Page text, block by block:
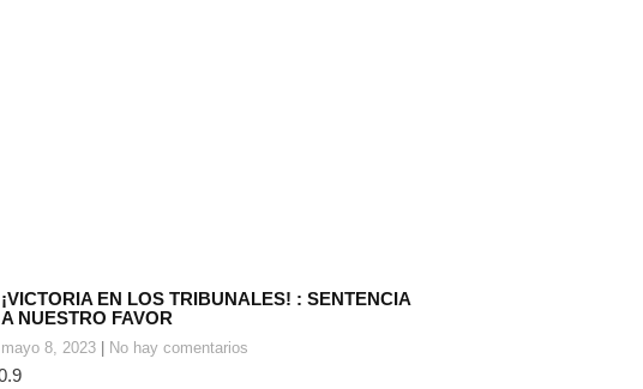
¡VICTORIA EN LOS TRIBUNALES! : SENTENCIA
A NUESTRO FAVOR
mayo 8, 2023 No hay comentarios